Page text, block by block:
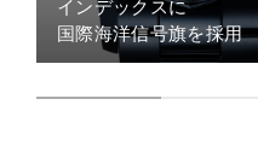
インデックスに
国際海洋信号旗を採用